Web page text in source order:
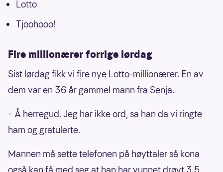
Lotto
Tjoohooo!
Fire millionærer forrige lørdag
Sist lørdag fikk vi fire nye Lotto-millionærer. En av
dem var en 36 år gammel mann fra Senja.
– Å herregud. Jeg har ikke ord, sa han da vi ringte
ham og gratulerte.
Mannen må sette telefonen på høyttaler så kona